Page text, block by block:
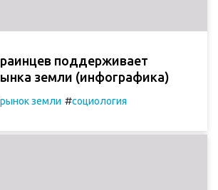
поддерживает
земли (инфографика)
рынок земли #социология